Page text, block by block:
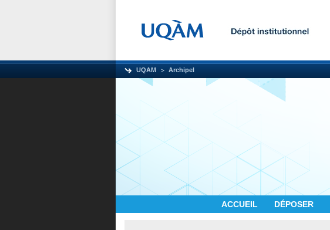
UQAM Archipel
ACCUEIL DÉPOSER